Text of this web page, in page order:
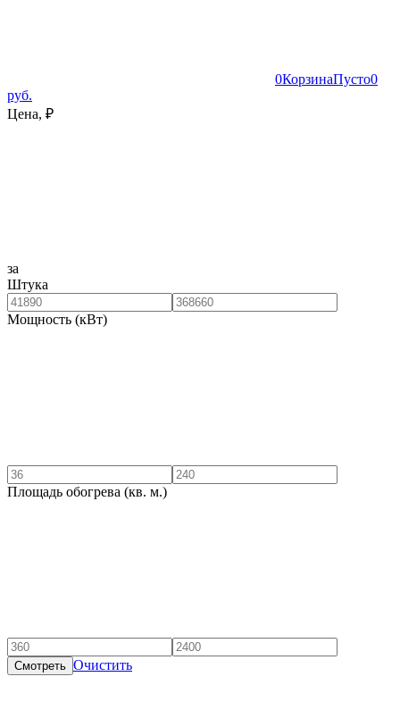
0КорзинаПусто0
руб.
Цена, ₽
за
Штука
Мощность (кВт)
Площадь обогрева (кв. м.)
Смотреть Очистить